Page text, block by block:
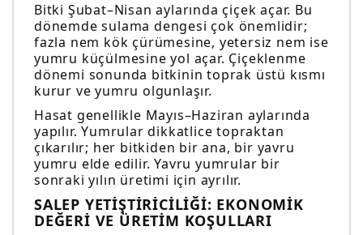
Bitki Şubat–Nisan aylarında çiçek açar. Bu
dönemde sulama dengesi çok önemlidir;
fazla nem kök çürümesine, yetersiz nem ise
yumru küçülmesine yol açar. Çiçeklenme
dönemi sonunda bitkinin toprak üstü kısmı
kurur ve yumru olgunlaşır.
Hasat genellikle Mayıs–Haziran aylarında
yapılır. Yumrular dikkatlice topraktan
çıkarılır; her bitkiden bir ana, bir yavru
yumru elde edilir. Yavru yumrular bir
sonraki yılın üretimi için ayrılır.
SALEP YETIŞTIRICILIĞI: EKONOMIK
DEĞERI VE ÜRETIM KOŞULLARI